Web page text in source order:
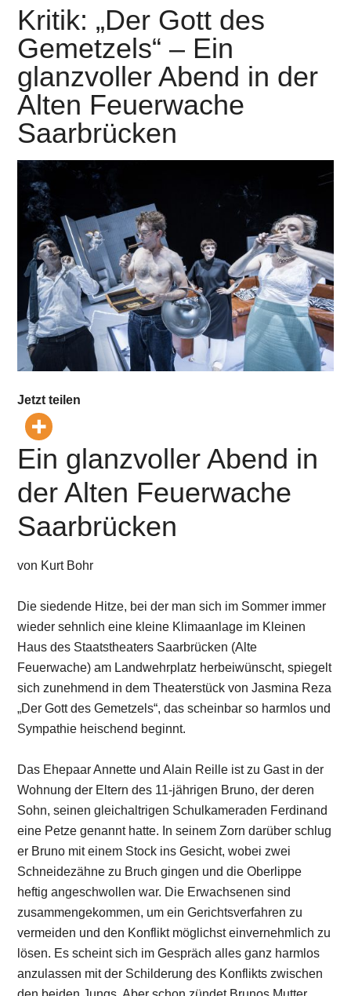
Kritik: „Der Gott des
Gemetzels“ – Ein
glanzvoller Abend in der
Alten Feuerwache
Saarbrücken
Jetzt teilen
Ein glanzvoller Abend in
der Alten Feuerwache
Saarbrücken
von Kurt Bohr
Die siedende Hitze, bei der man sich im Sommer immer
wieder sehnlich eine kleine Klimaanlage im Kleinen
Haus des Staatstheaters Saarbrücken (Alte
Feuerwache) am Landwehrplatz herbeiwünscht, spiegelt
sich zunehmend in dem Theaterstück von Jasmina Reza
„Der Gott des Gemetzels“, das scheinbar so harmlos und
Sympathie heischend beginnt.
Das Ehepaar Annette und Alain Reille ist zu Gast in der
Wohnung der Eltern des 11-jährigen Bruno, der deren
Sohn, seinen gleichaltrigen Schulkameraden Ferdinand
eine Petze genannt hatte. In seinem Zorn darüber schlug
er Bruno mit einem Stock ins Gesicht, wobei zwei
Schneidezähne zu Bruch gingen und die Oberlippe
heftig angeschwollen war. Die Erwachsenen sind
zusammengekommen, um ein Gerichtsverfahren zu
vermeiden und den Konflikt möglichst einvernehmlich zu
lösen. Es scheint sich im Gespräch alles ganz harmlos
anzulassen mit der Schilderung des Konflikts zwischen